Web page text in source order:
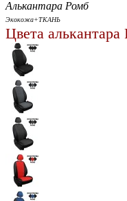
Алькантара Ромб
Экокожа+ТКАНЬ
Цвета алькантара